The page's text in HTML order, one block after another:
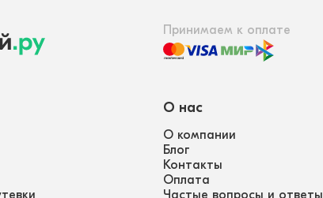
Принимаем к оплате
О нас
О компании
Блог
Контакты
Оплата
Частые вопросы и ответы